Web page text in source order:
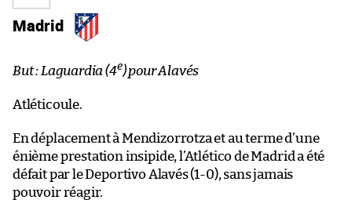
Madrid
But : Laguardia (4e) pour Alavés
Atléticoule.
En déplacement à Mendizorrotza et au terme d’une
énième prestation insipide, l’Atlético de Madrid a été
défait par le Deportivo Alavés (1-0), sans jamais
pouvoir réagir.